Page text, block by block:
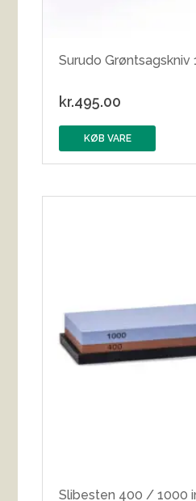
Surudo Grøntsagskniv
kr.495.00
KØB VARE
Slibesten 400 / 1000